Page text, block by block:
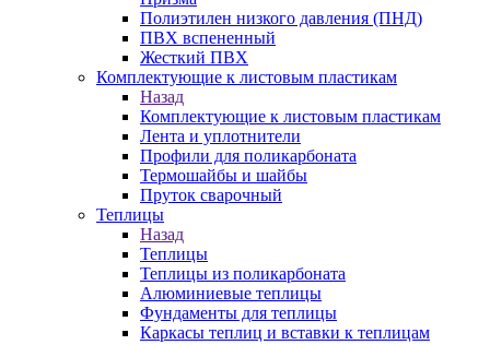
Полиэтилен низкого давления (ПНД)
ПВХ вспененный
Жесткий ПВХ
Комплектующие к листовым пластикам
Назад
Комплектующие к листовым пластикам
Лента и уплотнители
Профили для поликарбоната
Термошайбы и шайбы
Пруток сварочный
Теплицы
Назад
Теплицы
Теплицы из поликарбоната
Алюминиевые теплицы
Фундаменты для теплицы
Каркасы теплиц и вставки к теплицам